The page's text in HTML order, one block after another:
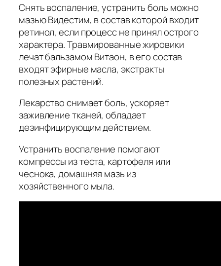
Снять воспаление, устранить боль можно
мазью Видестим, в состав которой входит
ретинол, если процесс не принял острого
характера. Травмированные жировики
лечат бальзамом Витаон, в его состав
входят эфирные масла, экстракты
полезных растений.
Лекарство снимает боль, ускоряет
заживление тканей, обладает
дезинфицирующим действием.
Устранить воспаление помогают
компрессы из теста, картофеля или
чеснока, домашняя мазь из
хозяйственного мыла.